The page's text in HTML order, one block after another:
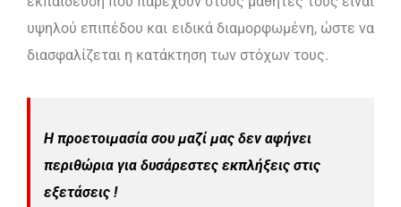
υψηλού επιπέδου και ειδικά διαμορφωμένη, ώστε να
διασφαλίζεται η κατάκτηση των στόχων τους.
Η προετοιμασία σου μαζί μας δεν αφήνει
περιθώρια για δυσάρεστες εκπλήξεις στις
εξετάσεις !